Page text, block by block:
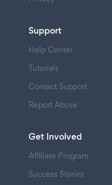
Support
Help Center
Tutorials
Contact Support
Report Abuse
Get Involved
Affiliate Program
Success Stories